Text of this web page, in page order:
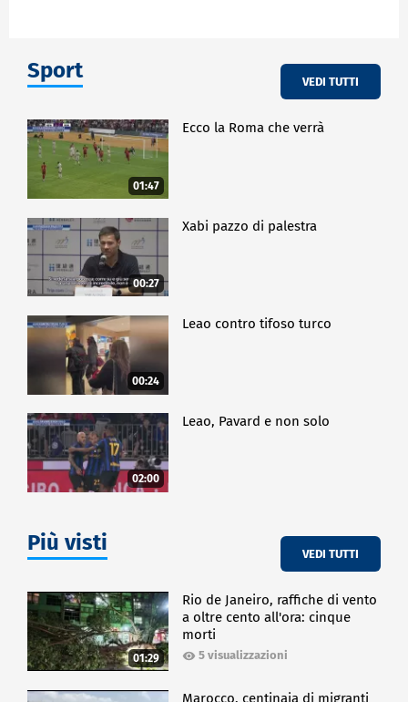
Sport VEDI TUTTI
01:47
Ecco la Roma che verrà
00:27
Xabi pazzo di palestra
00:24
Leao contro tifoso turco
02:00
Leao, Pavard e non solo
Più visti VEDI TUTTI
01:29
Rio de Janeiro, raffiche di vento
a oltre cento all'ora: cinque
morti
5 visualizzazioni
Marocco, centinaia di migranti